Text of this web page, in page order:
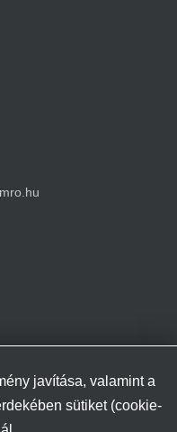
javítása, valamint a
sütiket (cookie-